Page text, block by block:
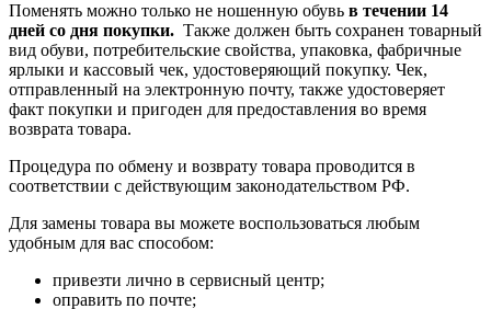
Поменять можно только не ношенную обувь в течении 14
дней со дня покупки. Также должен быть сохранен товарный
вид обуви, потребительские свойства, упаковка, фабричные
ярлыки и кассовый чек, удостоверяющий покупку. Чек,
отправленный на электронную почту, также удостоверяет
факт покупки и пригоден для предоставления во время
возврата товара.
Процедура по обмену и возврату товара проводится в
соответствии с действующим законодательством РФ.
Для замены товара вы можете воспользоваться любым
удобным для вас способом:
привезти лично в сервисный центр;
оправить по почте;